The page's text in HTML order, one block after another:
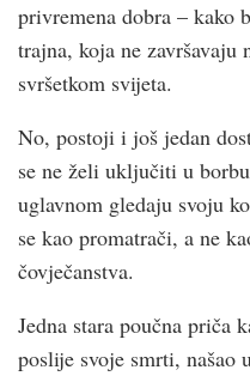
privremena dobra – kako
trajna, koja ne završavaju
svršetkom svijeta.
No, postoji i još jedan
se ne želi uključiti u
uglavnom gledaju svoju
se kao promatrači, a ne
čovječanstva.
Jedna stara poučna priča
poslije svoje smrti, našao